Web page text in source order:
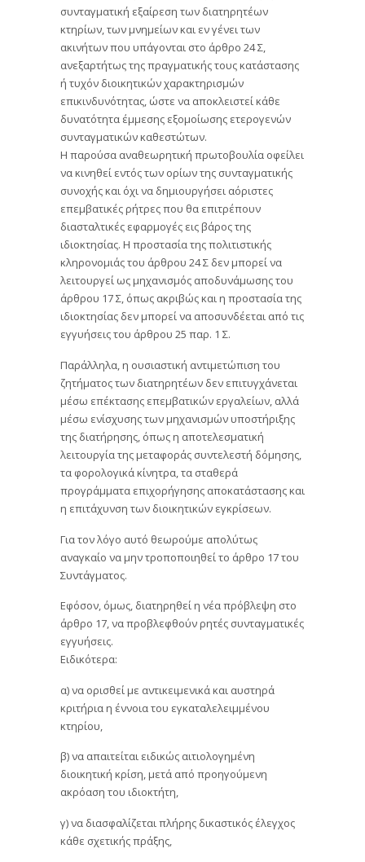
συνταγματική εξαίρεση των διατηρητέων
κτηρίων, των μνημείων και εν γένει των
ακινήτων που υπάγονται στο άρθρο 24 Σ,
ανεξαρτήτως της πραγματικής τους κατάστασης
ή τυχόν διοικητικών χαρακτηρισμών
επικινδυνότητας, ώστε να αποκλειστεί κάθε
δυνατότητα έμμεσης εξομοίωσης ετερογενών
συνταγματικών καθεστώτων.
Η παρούσα αναθεωρητική πρωτοβουλία οφείλει
να κινηθεί εντός των ορίων της συνταγματικής
συνοχής και όχι να δημιουργήσει αόριστες
επεμβατικές ρήτρες που θα επιτρέπουν
διασταλτικές εφαρμογές εις βάρος της
ιδιοκτησίας. Η προστασία της πολιτιστικής
κληρονομιάς του άρθρου 24 Σ δεν μπορεί να
λειτουργεί ως μηχανισμός αποδυνάμωσης του
άρθρου 17 Σ, όπως ακριβώς και η προστασία της
ιδιοκτησίας δεν μπορεί να αποσυνδέεται από τις
εγγυήσεις του άρθρου 25 παρ. 1 Σ.
Παράλληλα, η ουσιαστική αντιμετώπιση του
ζητήματος των διατηρητέων δεν επιτυγχάνεται
μέσω επέκτασης επεμβατικών εργαλείων, αλλά
μέσω ενίσχυσης των μηχανισμών υποστήριξης
της διατήρησης, όπως η αποτελεσματική
λειτουργία της μεταφοράς συντελεστή δόμησης,
τα φορολογικά κίνητρα, τα σταθερά
προγράμματα επιχορήγησης αποκατάστασης και
η επιτάχυνση των διοικητικών εγκρίσεων.
Για τον λόγο αυτό θεωρούμε απολύτως
αναγκαίο να μην τροποποιηθεί το άρθρο 17 του
Συντάγματος.
Εφόσον, όμως, διατηρηθεί η νέα πρόβλεψη στο
άρθρο 17, να προβλεφθούν ρητές συνταγματικές
εγγυήσεις.
Ειδικότερα:
α) να ορισθεί με αντικειμενικά και αυστηρά
κριτήρια η έννοια του εγκαταλελειμμένου
κτηρίου,
β) να απαιτείται ειδικώς αιτιολογημένη
διοικητική κρίση, μετά από προηγούμενη
ακρόαση του ιδιοκτήτη,
γ) να διασφαλίζεται πλήρης δικαστικός έλεγχος
κάθε σχετικής πράξης,